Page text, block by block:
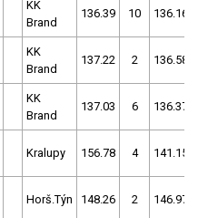
KK
Brand
136.39 10 136.16
KK
Brand
137.22 2 136.58
KK
Brand
137.03 6 136.37
Kralupy 156.78 4 141.15
Horš.Týn 148.26 2 146.97